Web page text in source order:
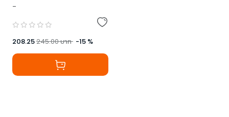
-
208.25245.00บาท -15 %